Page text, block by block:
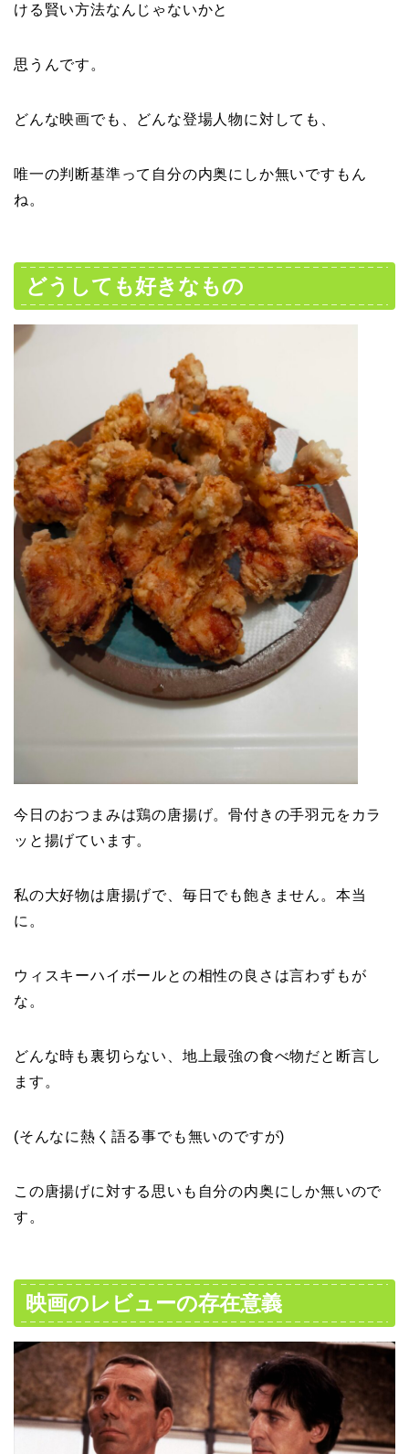
ける賢い方法なんじゃないかと
思うんです。
どんな映画でも、どんな登場人物に対しても、
唯一の判断基準って自分の内奥にしか無いですもん
ね。
どうしても好きなもの
今日のおつまみは鶏の唐揚げ。骨付きの手羽元をカラ
ッと揚げています。
私の大好物は唐揚げで、毎日でも飽きません。本当
に。
ウィスキーハイボールとの相性の良さは言わずもが
な。
どんな時も裏切らない、地上最強の食べ物だと断言し
ます。
(そんなに熱く語る事でも無いのですが)
この唐揚げに対する思いも自分の内奥にしか無いので
す。
映画のレビューの存在意義